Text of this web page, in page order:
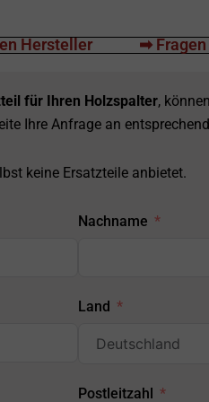
Hersteller ➡ Fragen
für Ihren Holzspalter,
Ihre Anfrage an
keine Ersatzteile anbietet.
Nachname
Land
Postleitzahl